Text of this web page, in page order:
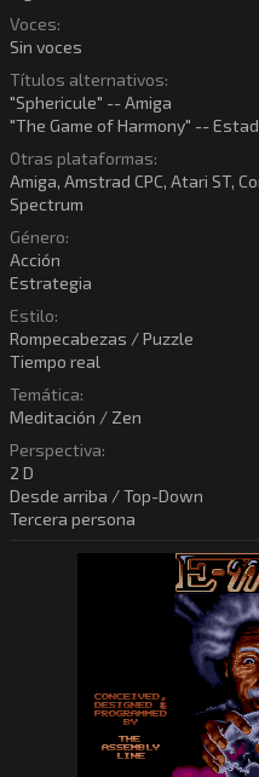
Voces:
Sin voces
Títulos alternativos:
"Sphericule" -- Amiga
"The Game of Harmony" --
Otras plataformas:
Amiga, Amstrad CPC, Atari ST,
Spectrum
Género:
Acción
Estrategia
Estilo:
Rompecabezas / Puzzle
Tiempo real
Temática:
Meditación / Zen
Perspectiva:
2 D
Desde arriba / Top-Down
Tercera persona